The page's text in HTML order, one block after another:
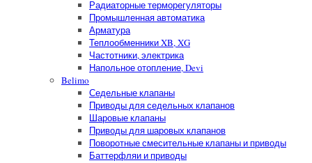
Радиаторные терморегуляторы
Промышленная автоматика
Арматура
Теплообменники XB, XG
Частотники, электрика
Напольное отопление, Devi
Belimo
Седельные клапаны
Приводы для седельных клапанов
Шаровые клапаны
Приводы для шаровых клапанов
Поворотные смесительные клапаны и приводы
Баттерфляи и приводы